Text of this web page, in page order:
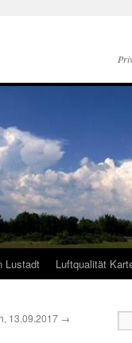
Lustadt Luftqualität
13.09.2017 →